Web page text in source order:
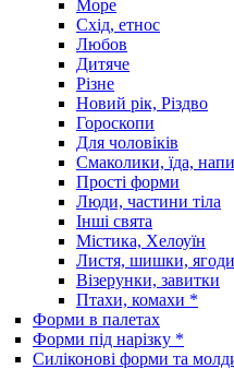
Море
Схід, етнос
Любов
Дитяче
Різне
Новий рік, Різдво
Гороскопи
Для чоловіків
Смаколики, їда,
Прості форми
Люди, частини тіла
Інші свята
Містика, Хелоуїн
Листя, шишки, ягоди
Візерунки, завитки
Птахи, комахи *
Форми в палетах
Форми під нарізку *
Силіконові форми та